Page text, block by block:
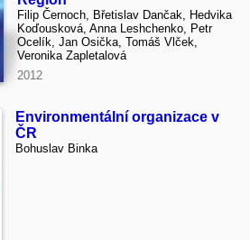
Filip Černoch, Břetislav Dančak, Hedvika
Koďousková, Anna Leshchenko, Petr
Ocelík, Jan Osička, Tomáš Vlček,
Veronika Zapletalová
2012
Environmentální organizace v
ČR
Bohuslav Binka